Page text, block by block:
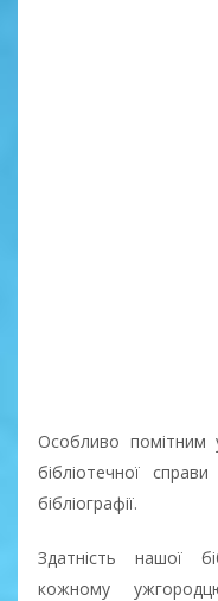
Особливо помітним
бібліотечної
бібліографії.
Здатність нашої
кожному